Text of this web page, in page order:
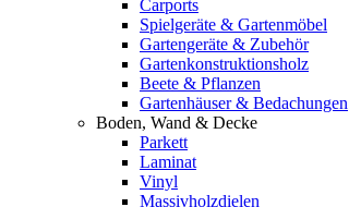
Carports
Spielgeräte & Gartenmöbel
Gartengeräte & Zubehör
Gartenkonstruktionsholz
Beete & Pflanzen
Gartenhäuser & Bedachungen
Boden, Wand & Decke
Parkett
Laminat
Vinyl
Massivholzdielen